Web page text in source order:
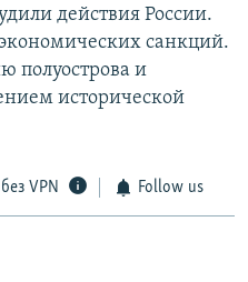
действия России.
санкций.
полуострова и
исторической
VPN Follow us